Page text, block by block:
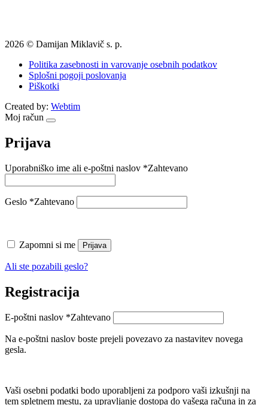
2026 © Damijan Miklavič s. p.
Politika zasebnosti in varovanje osebnih podatkov
Splošni pogoji poslovanja
Piškotki
Created by: Webtim
Moj račun
Prijava
Uporabniško ime ali e-poštni naslov *Zahtevano
Geslo *Zahtevano
Zapomni si me Prijava
Ali ste pozabili geslo?
Registracija
E-poštni naslov *Zahtevano
Na e-poštni naslov boste prejeli povezavo za nastavitev novega
gesla.
Vaši osebni podatki bodo uporabljeni za podporo vaši izkušnji na
tem spletnem mestu, za upravljanje dostopa do vašega računa in za